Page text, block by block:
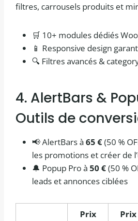
filtres, carrousels produits et
🛒 10+ modules dédiés
📱 Responsive design
🔍 Filtres avancés &
4. AlertBars &
Outils de
📢 AlertBars à 65 €(50 %
les promotions et créer de
🔔 Popup Pro à 50 €(50 %
leads et annonces ciblées
Prix
Prix